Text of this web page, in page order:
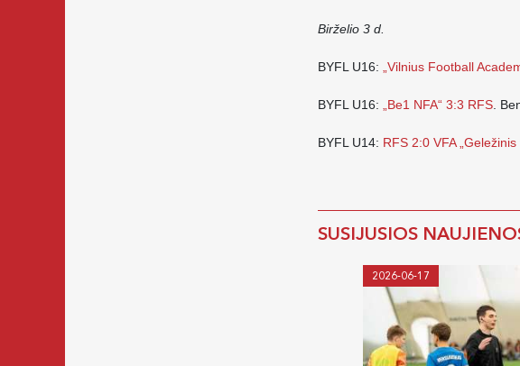
Birželio 3 d.
BYFL U16: „Vilnius Football
BYFL U16: „Be1 NFA“ 3:3 RFS.
BYFL U14: RFS 2:0 VFA „Geležinis
SUSIJUSIOS
2026-06-17